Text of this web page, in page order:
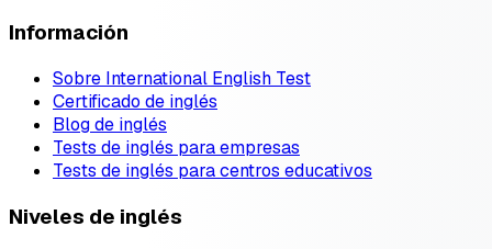
Información
Sobre International English Test
Certificado de inglés
Blog de inglés
Tests de inglés para empresas
Tests de inglés para centros educativos
Niveles de inglés